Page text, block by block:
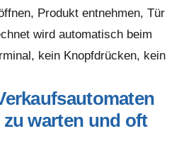
Produkt entnehmen, Tür
wird automatisch beim
kein Knopfdrücken, kein
warten und oft